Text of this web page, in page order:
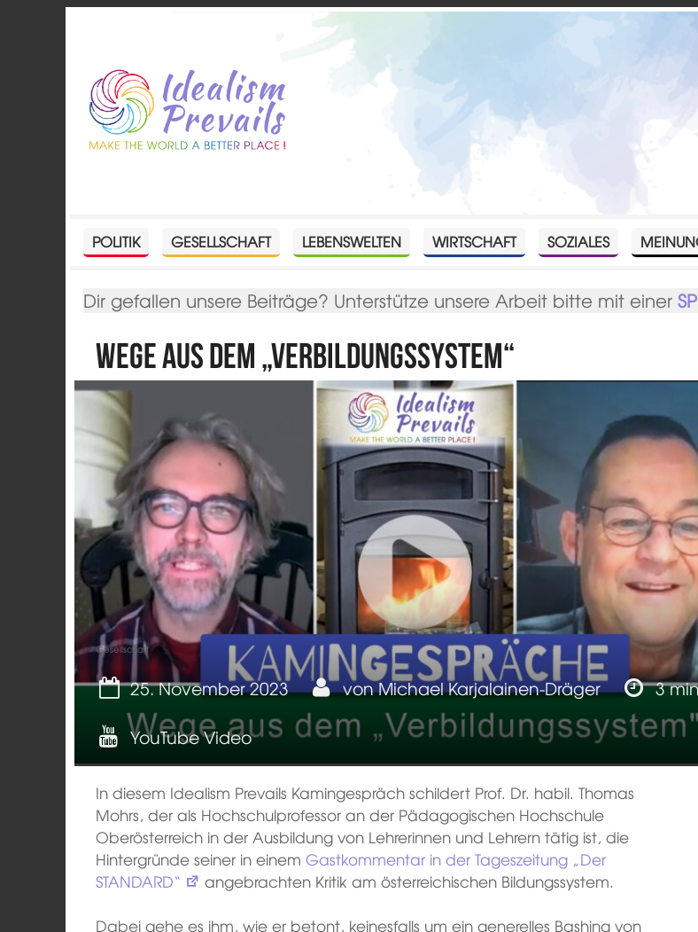
POLITIK GESELLSCHAFT LEBENSWELTEN WIRTSCHAFT SOZIALES
Dir gefallen unsere Beiträge? Unterstütze unsere Arbeit bitte mit einer
Wege aus dem „Verbildungssystem“
Gesellschaft
25. November 2023 vonMichael Karjalainen-Dräger
3
YouTube Video
In diesem Idealism Prevails Kamingespräch schildert Prof. Dr. habil. Thomas
Mohrs, der als Hochschulprofessor an der Pädagogischen Hochschule
Oberösterreich in der Ausbildung von Lehrerinnen und Lehrern tätig ist, die
Hintergründe seiner in einemGastkommentar in der Tageszeitung „Der
STANDARD“
angebrachten Kritik am österreichischen Bildungssystem.
Dabei gehe es ihm, wie er betont, keinesfalls um ein generelles Bashing von